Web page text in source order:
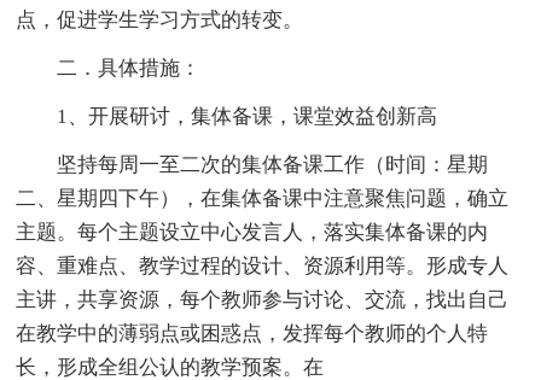
点，促进学生学习方式的转变。
二．具体措施：
1、开展研讨，集体备课，课堂效益创新高
坚持每周一至二次的集体备课工作（时间：星期
二、星期四下午），在集体备课中注意聚焦问题，确立
主题。每个主题设立中心发言人，落实集体备课的内
容、重难点、教学过程的设计、资源利用等。形成专人
主讲，共享资源，每个教师参与讨论、交流，找出自己
在教学中的薄弱点或困惑点，发挥每个教师的个人特
长，形成全组公认的教学预案。在